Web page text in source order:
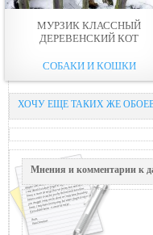
МУРЗИК КЛАССНЫЙ
ДЕРЕВЕНСКИЙ КОТ
СОБАКИ И КОШКИ
ХОЧУ ЕЩЕ ТАКИХ ЖЕ
Мнения и комментарии к